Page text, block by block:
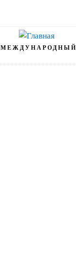
МЕЖДУНАРОДНЫЙ